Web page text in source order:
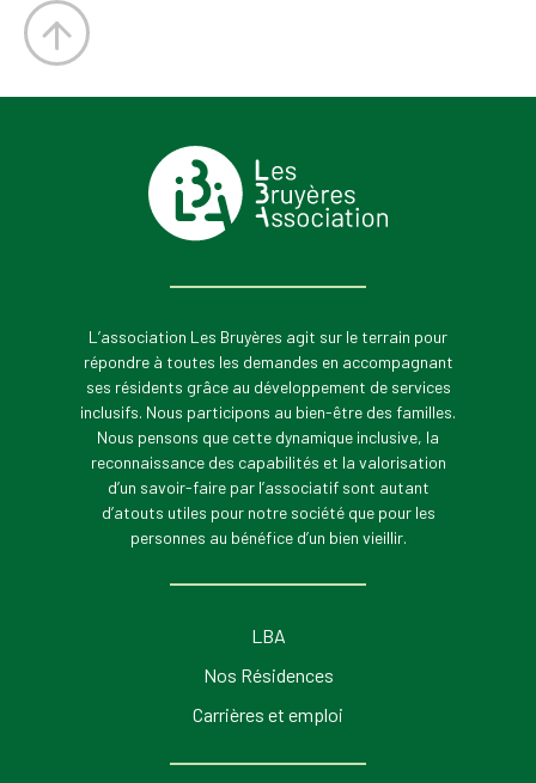
L’association Les Bruyères agit sur le terrain pour
répondre à toutes les demandes en accompagnant
ses résidents grâce au développement de services
inclusifs. Nous participons au bien-être des familles.
Nous pensons que cette dynamique inclusive, la
reconnaissance des capabilités et la valorisation
d’un savoir-faire par l’associatif sont autant
d’atouts utiles pour notre société que pour les
personnes au bénéfice d’un bien vieillir.
LBA
Nos Résidences
Carrières et emploi